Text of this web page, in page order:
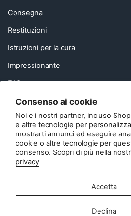
Consenso ai cookie
Noi e i nostri partner, incluso
e altre tecnologie per
mostrarti annunci ed eseguire
cookie o altre tecnologie per
consenso. Scopri di più nella
privacy
Accetta
Declina
Consegna
Restituzioni
Istruzioni per la cura
Impressionante
FAQ
Invita un amico
EU Right of Withdrawal
Contatto
Servizio clienti:
Richieste di informazioni alla